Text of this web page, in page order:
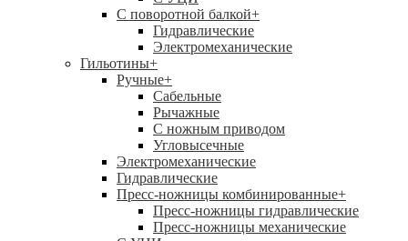
С поворотной балкой+
Гидравлические
Электромеханические
Гильотины+
Ручные+
Сабельные
Рычажные
С ножным приводом
Угловысечные
Электромеханические
Гидравлические
Пресс-ножницы комбинированные+
Пресс-ножницы гидравлические
Пресс-ножницы механические